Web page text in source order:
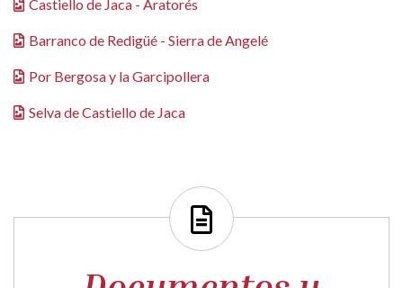
Castiello de Jaca - Aratorés
Barranco de Redigüé - Sierra de Angelé
Por Bergosa y la Garcipollera
Selva de Castiello de Jaca